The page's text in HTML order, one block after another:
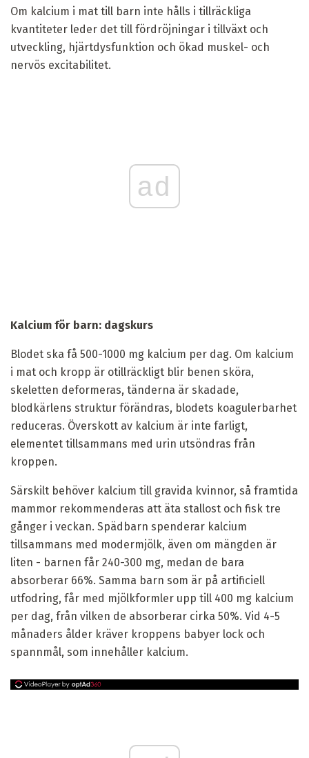
Om kalcium i mat till barn inte hålls i tillräckliga
kvantiteter leder det till fördröjningar i tillväxt och
utveckling, hjärtdysfunktion och ökad muskel- och
nervös excitabilitet.
ad
Kalcium för barn: dagskurs
Blodet ska få 500-1000 mg kalcium per dag. Om kalcium
i mat och kropp är otillräckligt blir benen sköra,
skeletten deformeras, tänderna är skadade,
blodkärlens struktur förändras, blodets koagulerbarhet
reduceras. Överskott av kalcium är inte farligt,
elementet tillsammans med urin utsöndras från
kroppen.
Särskilt behöver kalcium till gravida kvinnor, så framtida
mammor rekommenderas att äta stallost och fisk tre
gånger i veckan. Spädbarn spenderar kalcium
tillsammans med modermjölk, även om mängden är
liten - barnen får 240-300 mg, medan de bara
absorberar 66%. Samma barn som är på artificiell
utfodring, får med mjölkformler upp till 400 mg kalcium
per dag, från vilken de absorberar cirka 50%. Vid 4-5
månaders ålder kräver kroppens babyer lock och
spannmål, som innehåller kalcium.